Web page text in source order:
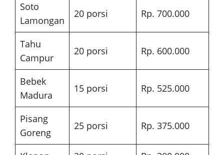
Soto
Lamongan
20 porsi Rp. 700.000
Tahu
Campur
20 porsi Rp. 600.000
Bebek
Madura
15 porsi Rp. 525.000
Pisang
Goreng
25 porsi Rp. 375.000